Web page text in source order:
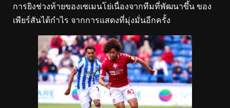
การยิงช่วงท้ายของเซเมนโย่เนื่องจากทีมที่พัฒนาขึ้น ของ
เพียร์สันได้กําไร จากการแสดงที่มุ่งมั่นอีกครั้ง